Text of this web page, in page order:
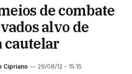
de combate
alvo de
cautelar
Cipriano 29/08/12 - 15:15